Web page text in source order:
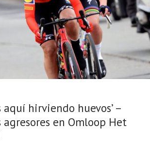
aquí hirviendo huevos’ –
agresores en Omloop Het